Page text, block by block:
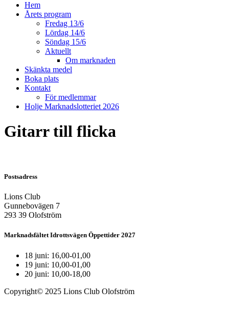
Hem
Årets program
Fredag 13/6
Lördag 14/6
Söndag 15/6
Aktuellt
Om marknaden
Skänkta medel
Boka plats
Kontakt
För medlemmar
Holje Marknadslotteriet 2026
Gitarr till flicka
Postsadress
Lions Club
Gunnebovägen 7
293 39 Olofström
Marknadsfältet Idrottsvägen Öppettider 2027
18 juni: 16,00-01,00
19 juni: 10,00-01,00
20 juni: 10,00-18,00
Copyright© 2025 Lions Club Olofström